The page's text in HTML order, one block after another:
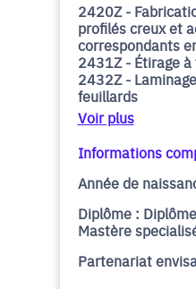
2420Z -
profilés creux et
correspondants
2431Z - Étirage
2432Z -
feuillards
Voir plus
Informations
Année de
Diplôme :
Mastère
Partenariat